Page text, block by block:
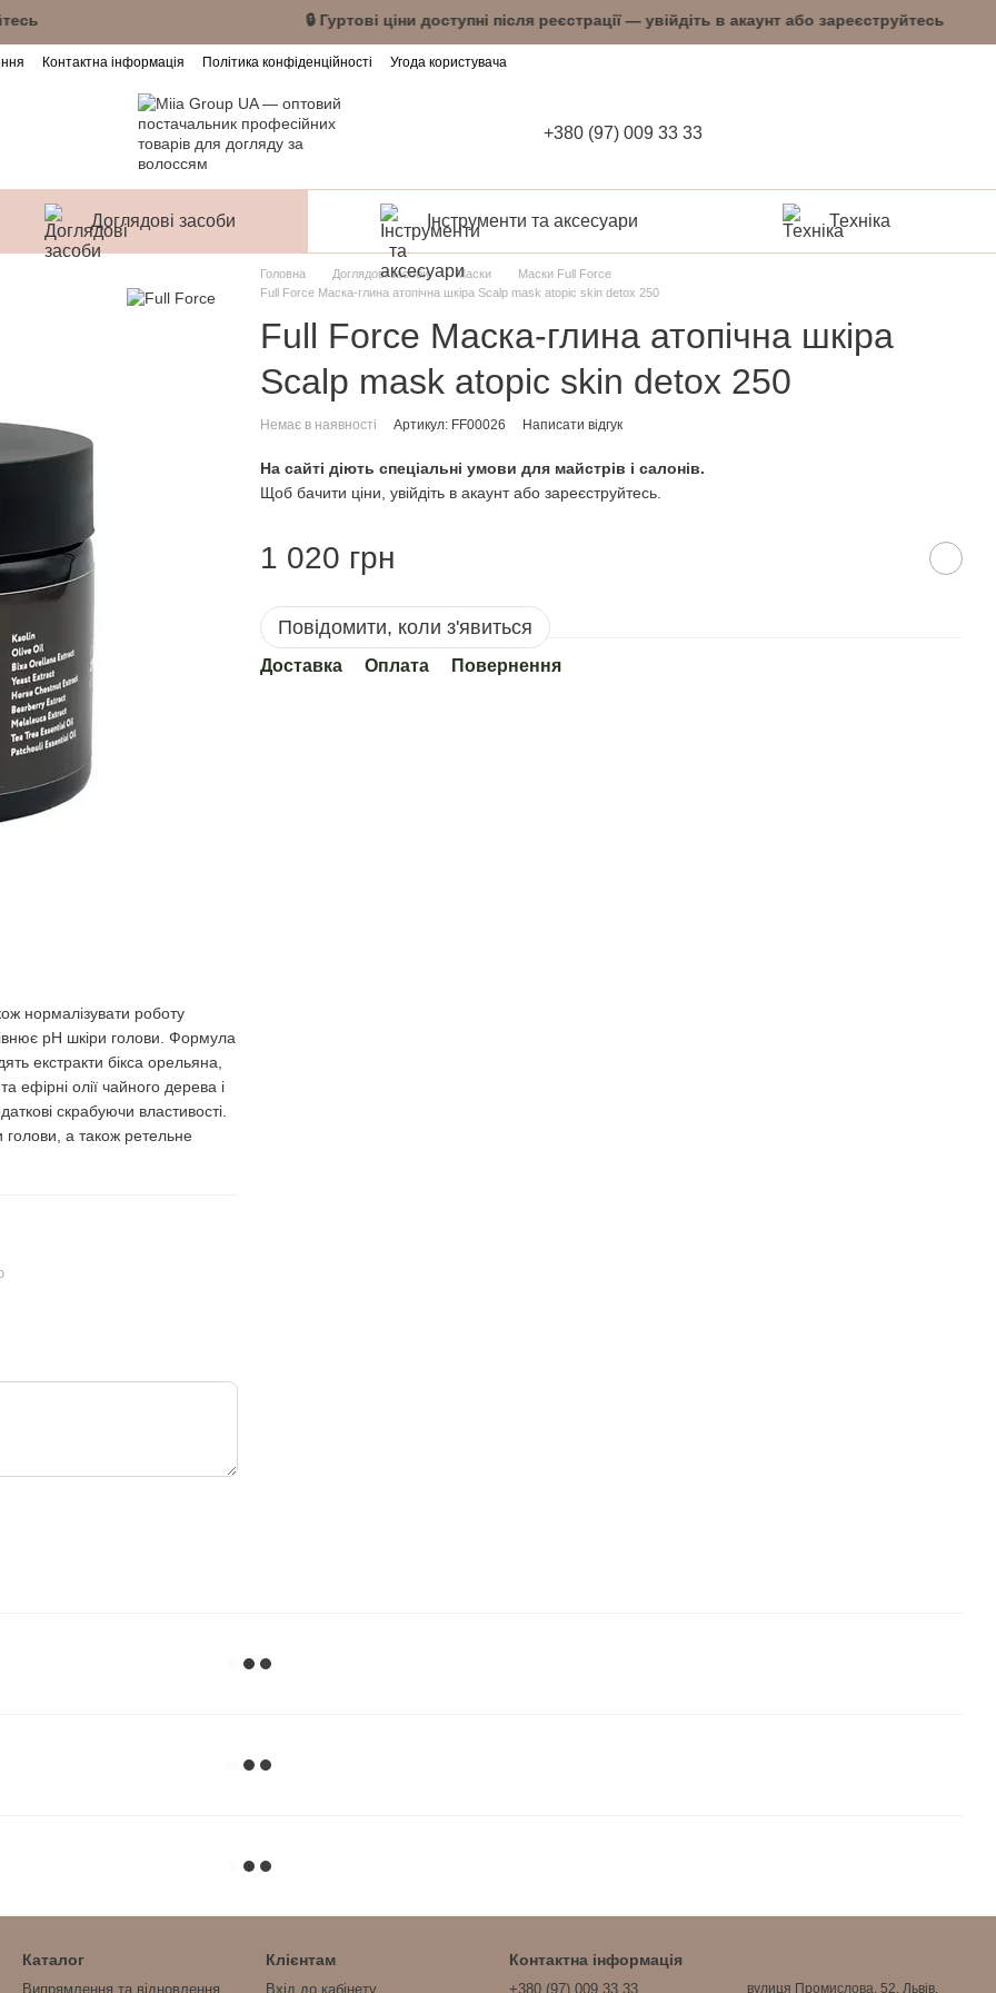
або зареєструйтесь 🔒 Гуртові ціни доступні після реєстрації — увійдіть в акаунт або
Контактна інформація Політика конфіденційності Угода користувача
+380 (97) 009 33 33
Доглядові засоби Інструменти та аксесуари Техніка
нормалізувати роботу
рН шкіри голови. Формула
екстракти бікса орельяна,
ефірні олії чайного дерева і
скрабуючи властивості.
голови, а також ретельне
Головна Доглядові засоби Маски
Маски Full Force
Full Force Маска-глина атопічна шкіра Scalp mask atopic skin detox 250
Full Force Маска-глина атопічна шкіра
Scalp mask atopic skin detox 250
Немає в наявності Артикул: FF00026 Написати відгук
На сайті діють спеціальні умови для майстрів і салонів.
Щоб бачити ціни, увійдіть в акаунт або зареєструйтесь.
1 020 грн
Повідомити, коли з'явиться
Доставка Оплата Повернення
Каталог
Випрямлення та відновлення
Клієнтам
Вхід до кабінету
Контактна інформація
+380 (97) 009 33 33 вулиця Промислова, 52, Львів,